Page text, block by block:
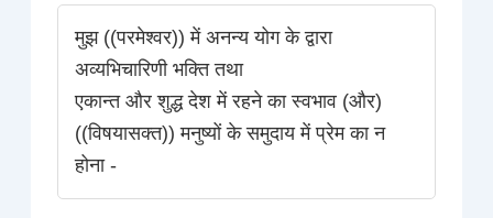
मुझ ((परमेश्वर)) में अनन्य योग के द्वारा
अव्यभिचारिणी भक्ति तथा
एकान्त और शुद्ध देश में रहने का स्वभाव (और)
((विषयासक्त)) मनुष्यों के समुदाय में प्रेम का न
होना -